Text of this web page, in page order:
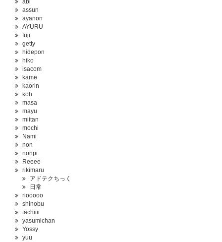
abi
assun
ayanon
AYURU
fuji
getty
hidepon
hiko
isacom
kame
kaorin
koh
masa
mayu
miitan
mochi
Nami
non
nonpi
Reeee
rikimaru
アドテクちっく
日常
riooooo
shinobu
tachiiii
yasumichan
Yossy
yuu